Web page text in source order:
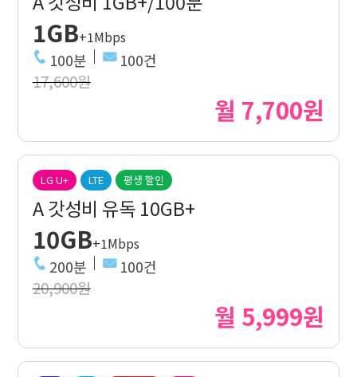
1GB+1Mbps
100분 100건
17,600원
월 7,700원
LG U+ LTE 평생 할인
A 갓성비 유독 10GB+
10GB+1Mbps
200분 100건
20,900원
월 5,999원